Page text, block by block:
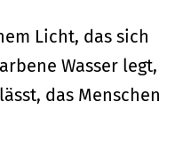
Licht, das sich
Wasser legt,
das Menschen